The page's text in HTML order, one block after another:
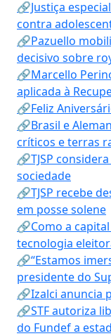
🔗Justiça
contra
🔗Pazuello
decisivo sobre
🔗Marcello
aplicada à
🔗Feliz
🔗Brasil e
críticos e terras
🔗TJSP
sociedade
🔗TJSP recebe
em posse solene
🔗Como a
tecnologia
🔗“Estamos
presidente do
🔗Izalci anuncia
🔗STF autoriza
do Fundef a